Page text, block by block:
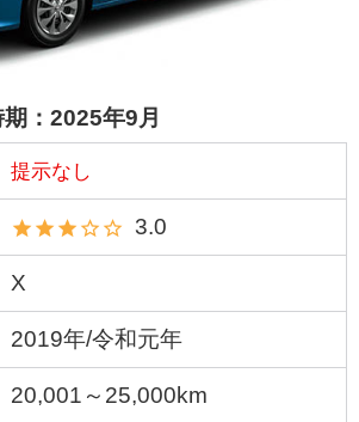
： 2025年9月
提示なし
3.0
X
2019年/令和元年
20,001～25,000km